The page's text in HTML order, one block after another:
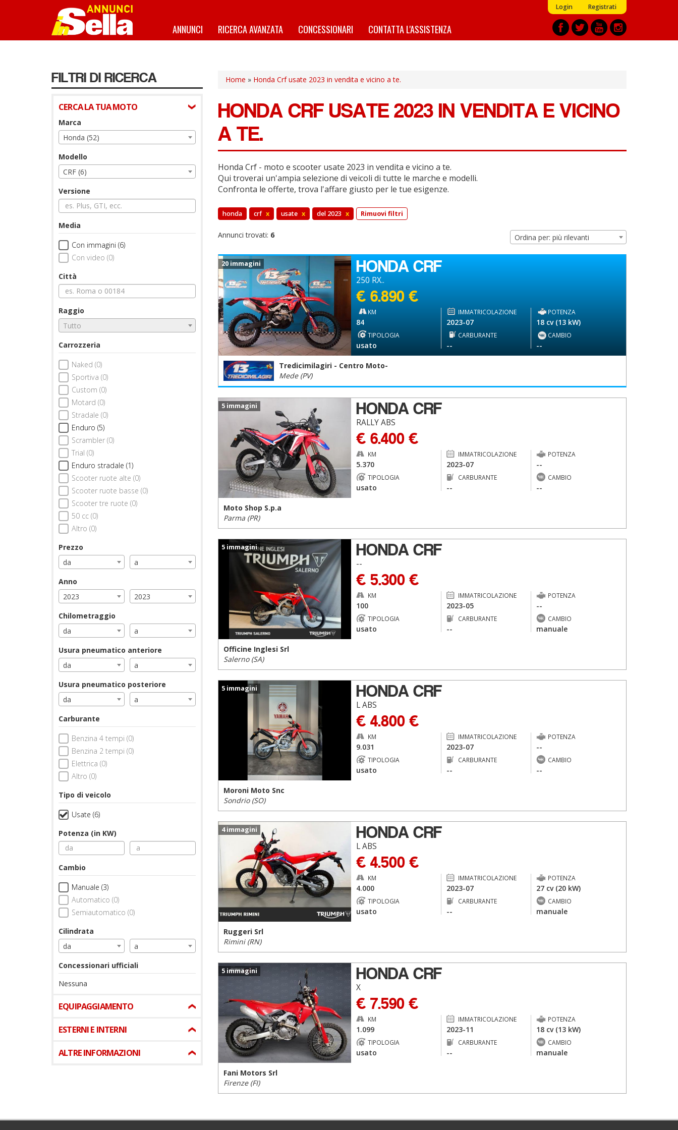
Login Registrati
ANNUNCI RICERCA AVANZATA CONCESSIONARI CONTATTA L'ASSISTENZA
FILTRI DI RICERCA
CERCA LA TUA MOTO
Marca
Honda (52)
Modello
CRF (6)
Versione
Media
Con immagini (6)
Con video (0)
Città
Raggio
Tutto
Carrozzeria
Naked (0)
Sportiva (0)
Custom (0)
Motard (0)
Stradale (0)
Enduro (5)
Scrambler (0)
Trial (0)
Enduro stradale (1)
Scooter ruote alte (0)
Scooter ruote basse (0)
Scooter tre ruote (0)
50 cc (0)
Altro (0)
Prezzo
da
a
Anno
2023
2023
Chilometraggio
da
a
Usura pneumatico anteriore
da
a
Usura pneumatico posteriore
da
a
Carburante
Benzina 4 tempi (0)
Benzina 2 tempi (0)
Elettrica (0)
Altro (0)
Tipo di veicolo
Usate (6)
Potenza (in KW)
Cambio
Manuale (3)
Automatico (0)
Semiautomatico (0)
Cilindrata
da
a
Concessionari ufficiali
Nessuna
EQUIPAGGIAMENTO
ESTERNI E INTERNI
ALTRE INFORMAZIONI
Home » Honda Crf usate 2023 in vendita e vicino a te.
HONDA CRF USATE 2023 IN VENDITA E VICINO
A TE.
Honda Crf - moto e scooter usate 2023 in vendita e vicino a te.
Qui troverai un'ampia selezione di veicoli di tutte le marche e modelli.
Confronta le offerte, trova l'affare giusto per le tue esigenze.
honda crf x usate x del 2023 x Rimuovi filtri
Annunci trovati: 6 Ordina per: più rilevanti
20 immagini HONDA CRF
250 RX..
€ 6.890 €
KM
84
IMMATRICOLAZIONE
2023-07
POTENZA
18 cv (13 kW)
TIPOLOGIA
usato
CARBURANTE
--
CAMBIO
--
Tredicimilagiri - Centro Moto-
Mede (PV)
5 immagini HONDA CRF
RALLY ABS
€ 6.400 €
KM
5.370
IMMATRICOLAZIONE
2023-07
POTENZA
--
TIPOLOGIA
usato
CARBURANTE
--
CAMBIO
--
Moto Shop S.p.a
Parma (PR)
5 immagini HONDA CRF
--
€ 5.300 €
KM
100
IMMATRICOLAZIONE
2023-05
POTENZA
--
TIPOLOGIA
usato
CARBURANTE
--
CAMBIO
manuale
Officine Inglesi Srl
Salerno (SA)
5 immagini HONDA CRF
L ABS
€ 4.800 €
KM
9.031
IMMATRICOLAZIONE
2023-07
POTENZA
--
TIPOLOGIA
usato
CARBURANTE
--
CAMBIO
--
Moroni Moto Snc
Sondrio (SO)
4 immagini HONDA CRF
L ABS
€ 4.500 €
KM
4.000
IMMATRICOLAZIONE
2023-07
POTENZA
27 cv (20 kW)
TIPOLOGIA
usato
CARBURANTE
--
CAMBIO
manuale
Ruggeri Srl
Rimini (RN)
5 immagini HONDA CRF
X
€ 7.590 €
KM
1.099
IMMATRICOLAZIONE
2023-11
POTENZA
18 cv (13 kW)
TIPOLOGIA
usato
CARBURANTE
--
CAMBIO
manuale
Fani Motors Srl
Firenze (FI)